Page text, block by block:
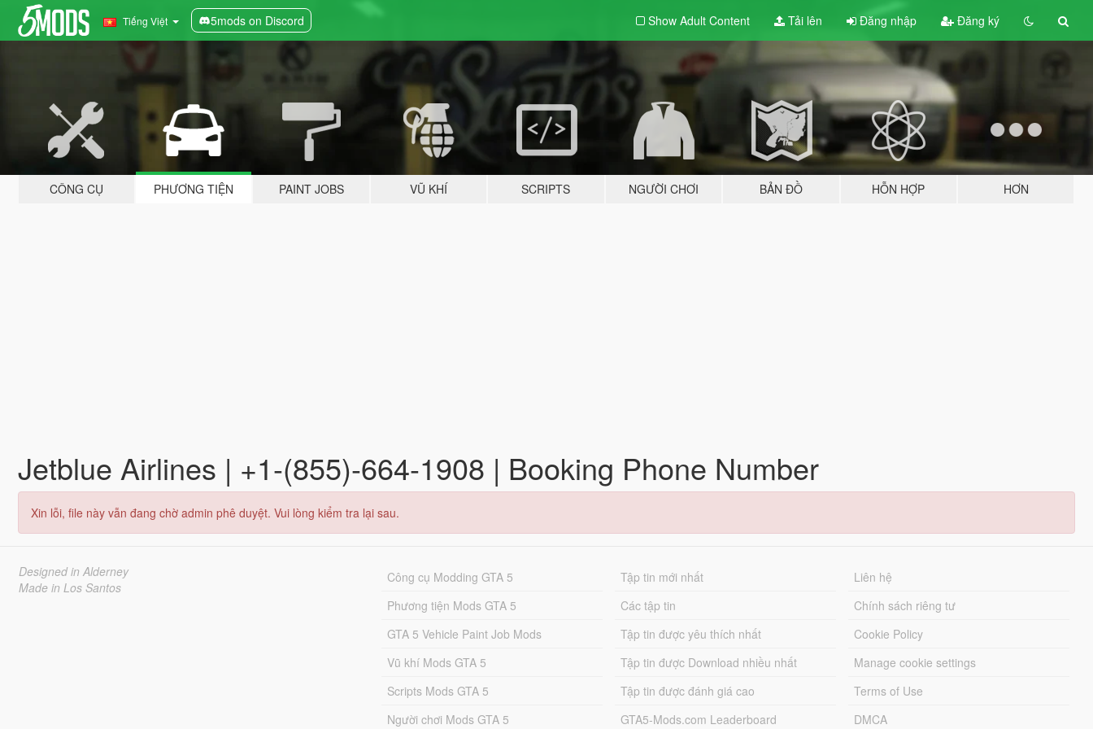
Tiếng Việt 5mods on Discord Show Adult Content Tải lên Đăng nhập Đăng ký
CÔNG CỤ PHƯƠNG TIỆN PAINT JOBS VŨ KHÍ SCRIPTS NGƯỜI CHƠI BẢN ĐỒ HỖN HỢP HƠN
Jetblue Airlines | +1-(855)-664-1908 | Booking Phone Number
Xin lỗi, file này vẫn đang chờ admin phê duyệt. Vui lòng kiểm tra lại sau.
Designed in Alderney
Made in Los Santos
Công cụ Modding GTA 5
Phương tiện Mods GTA 5
GTA 5 Vehicle Paint Job Mods
Vũ khí Mods GTA 5
Scripts Mods GTA 5
Người chơi Mods GTA 5
Tập tin mới nhất
Các tập tin
Tập tin được yêu thích nhất
Tập tin được Download nhiều nhất
Tập tin được đánh giá cao
GTA5-Mods.com Leaderboard
Liên hệ
Chính sách riêng tư
Cookie Policy
Manage cookie settings
Terms of Use
DMCA